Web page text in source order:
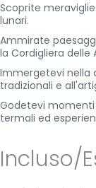
Scoprite
lunari.
Ammirate
la Cordigliera delle
Immergetevi nella
tradizionali e
Godetevi
termali ed
Incluso/